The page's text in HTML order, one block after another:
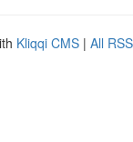
Kliqqi CMS | All